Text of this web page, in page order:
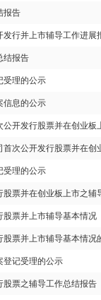
报告
行并上市辅导工作进展
结报告
受理的公示
信息的公示
开发行股票并在创业板
次公开发行股票并在创
受理的公示
票并在创业板上市之辅
票并上市辅导基本情况
票并上市辅导基本情况
登记受理的公示
股票之辅导工作总结报告